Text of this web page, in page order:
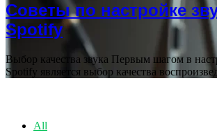
Советы по настройке
Spotify
Выбор качества звука Первым шагом в
Spotify является выбор качества
All